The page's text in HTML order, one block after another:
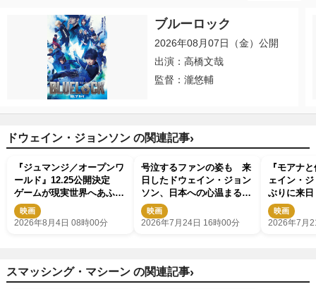
ブルーロック
2026年08月07日（金）公開
出演：高橋文哉
監督：瀧悠輔
ドウェイン・ジョンソン の関連記事›
『ジュマンジ／オープンワ
ールド』12.25公開決定
ゲームが現実世界へあふれ
出す初予告解禁
映画
2026年8月4日 08時00分
号泣するファンの姿も 来
日したドウェイン・ジョン
ソン、日本への心温まるメ
ッセージに反響
映画
2026年7月24日 16時00分
『モアナ
ェイン・
ぶりに来
来られて
映画
2026年7月
スマッシング・マシーン の関連記事›